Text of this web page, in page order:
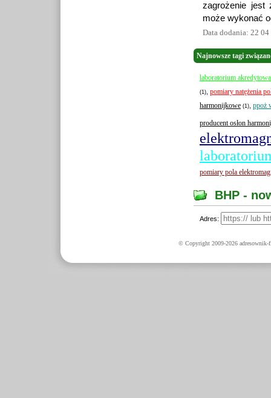
zagrożenie jest
może wykonać
Data dodania: 22
Najnowsze tagi
laboratorium
(1) pomiary natężenia
harmonijkowe (1) ppoż
producent osłon
pomiary pola
BHP -
Adres:
© Copyright 2009-2026